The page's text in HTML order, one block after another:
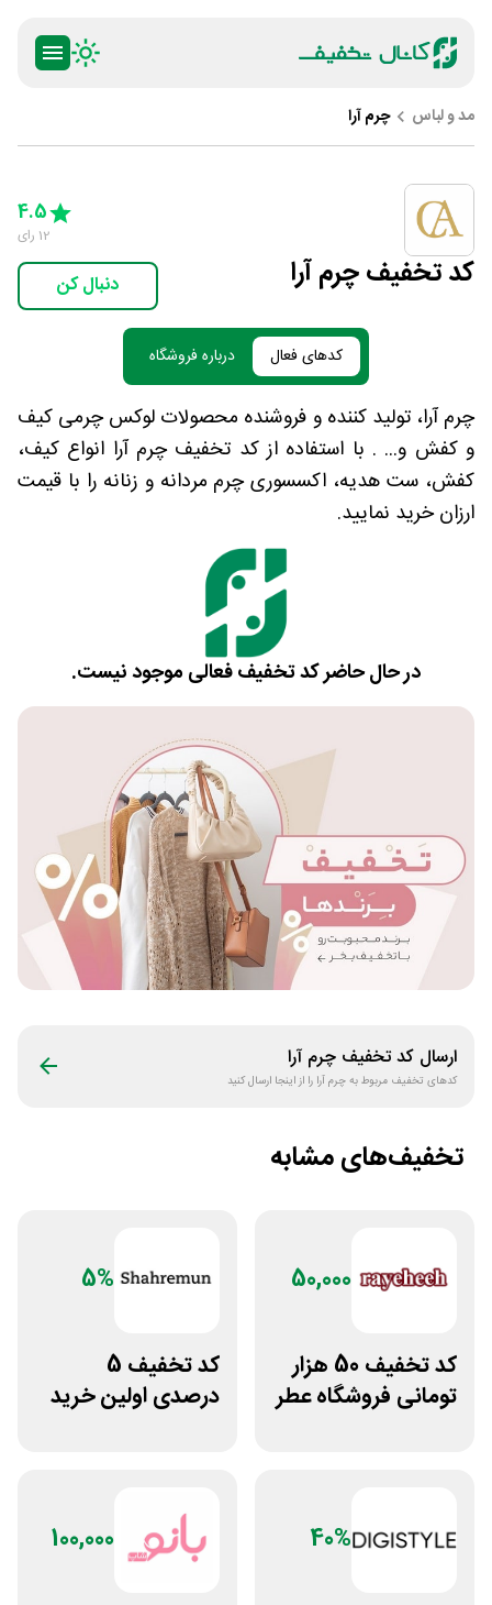
مد و لباس چرم آرا
کد تخفیف چرم آرا
4 Stars
5 Stars
4.5
12 رای
دنبال کن
کدهای فعال درباره فروشگاه
چرم آرا، تولید کننده و فروشنده محصولات لوکس چرمی کیف
و کفش و... . با استفاده از کد تخفیف چرم آرا انواع کیف،
کفش، ست هدیه، اکسسوری چرم مردانه و زنانه را با قیمت
ارزان خرید نمایید.
در حال حاضر کد تخفیف فعالی موجود نیست.
ارسال کد تخفیف چرم آرا
کدهای تخفیف مربوط بهچرم آرا را از اینجا ارسال کنید
تخفیف‌های مشابه
50,000
کد تخفیف 50 هزار
تومانی فروشگاه عطر
5%
کد تخفیف 5
درصدی اولین خرید
40%
100,000